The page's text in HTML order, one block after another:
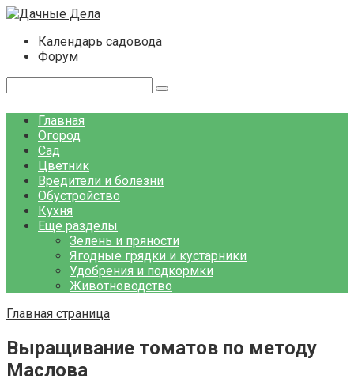
Перейти
контентуКалендарь садовода
Форум
Главная
Огород
Сад
Цветник
Вредители и болезни
Обустройство
Кухня
Еще разделы
Зелень и пряности
Ягодные грядки и кустарники
Удобрения и подкормки
Животноводство
Главная страница
Выращивание томатов по методу
Маслова